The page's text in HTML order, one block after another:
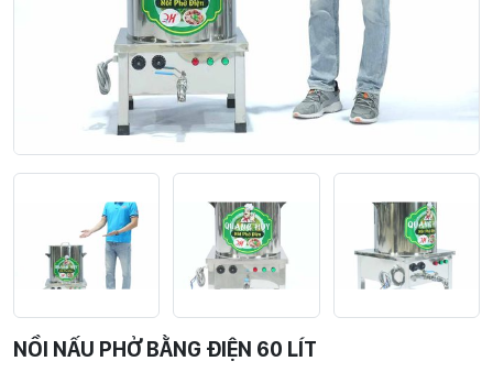
NỒI NẤU PHỞ BẰNG ĐIỆN 60 LÍT